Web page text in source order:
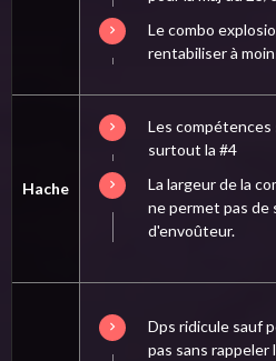
Le combo
rentabiliser à
Hache
Les
surtout la #4
La largeur de la
ne permet pas de
d'envoûteur.
Dps ridicule sauf
pas sans rappeler